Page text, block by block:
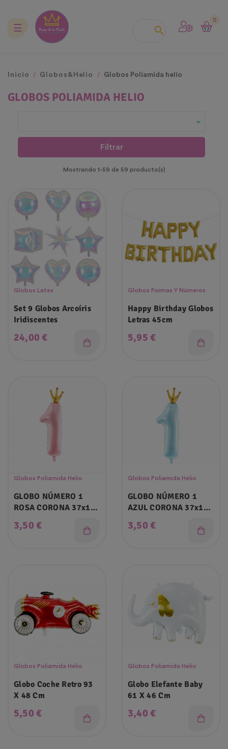

0
Navegación
☰
Inicio Globos&Helio Globos Poliamida helio
GLOBOS POLIAMIDA HELIO

Filtrar
Mostrando 1-59 de 59 producto(s)
Globos Latex
Set 9 Globos Arcoíris
Iridiscentes
Precio
24,00 €
Globos Formas Y Números
Happy Birthday Globos
Letras 45cm
Precio
5,95 €
Globos Poliamida Helio
GLOBO NÚMERO 1
ROSA CORONA 37x100
Precio
3,50 €
Globos Poliamida Helio
GLOBO NÚMERO 1
AZUL CORONA 37x100
Precio
3,50 €
Globos Poliamida Helio
Globo Coche Retro 93
X 48 Cm
Precio
5,50 €
Globos Poliamida Helio
Globo Elefante Baby
61 X 46 Cm
Precio
3,40 €